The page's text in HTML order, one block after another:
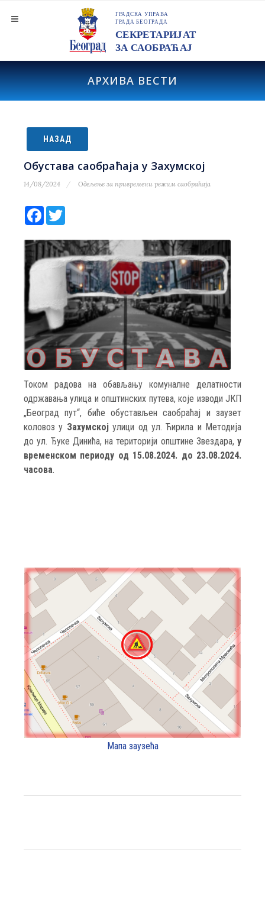
АРХИВА ВЕСТИ
НАЗАД
Обустава саобраћаја у Захумској
14/08/2024 Одељење за привремени режим саобраћаја
Facebook
Током радова на обављању комуналне делатности
одржавања улица и општинских путева, које изводи ЈКП
„Београд пут“, биће обустављен саобраћај и заузет
коловоз у Захумскојулици од ул. Ћирила и Методија
до ул. Ђуке Динића, на територији општине Звездара, у
временском периоду од 15.08.2024. до 23.08.2024.
часова.
Мапа заузећа